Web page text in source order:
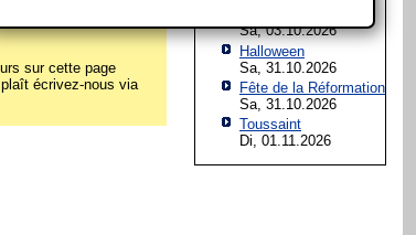
sur cette page
écrivez-nous via
Sa, 03.10.2026
Halloween
Sa, 31.10.2026
Fête de la Réformation
Sa, 31.10.2026
Toussaint
Di, 01.11.2026